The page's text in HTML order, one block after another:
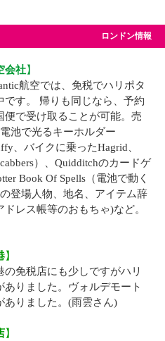
ロンドン情報
会社】
航空では、免税でハリポタ
です。 帰りも同じなら、予約
便で受け取ることが可能。売
池で光るキーホルダー
、バイクに乗ったHagrid、
）、Quidditchのカードゲ
Book Of Spells（電池で動く
登場人物、地名、アイテム辞
レス帳等のおもちゃ)など。
】
の免税店にも少しですがハリ
ありました。ヴォルデモート
ありました。(雨雲さん)
】